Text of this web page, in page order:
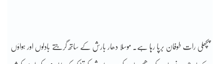
پچھلی رات طوفان برپا رہا ہے۔ موسلا دھار بارش کے ساتھ گرجتے بادلوں اور ہواؤں